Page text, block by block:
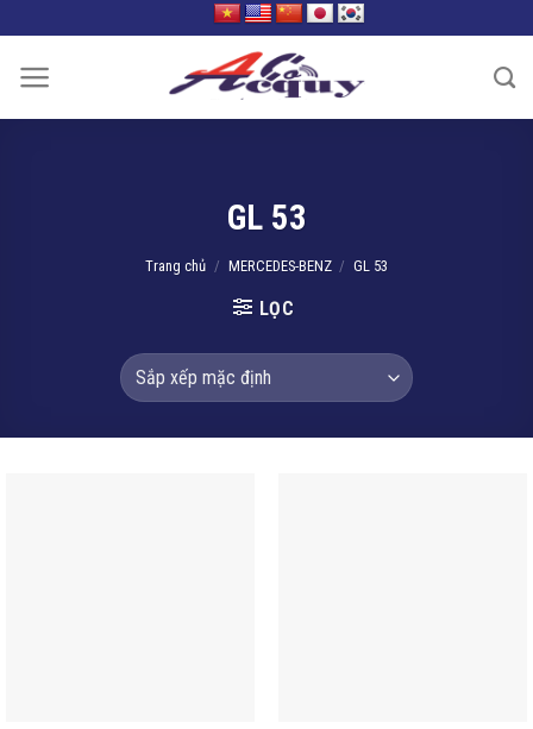
to
content
GL 53
Trang chủ / MERCEDES-BENZ / GL 53
LỌC